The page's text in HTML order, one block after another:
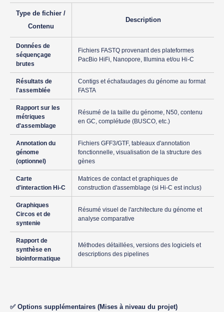
Type de fichier /
Contenu
Description
Données de
séquençage
brutes
Fichiers FASTQ provenant des plateformes
PacBio HiFi, Nanopore, Illumina et/ou Hi-C
Résultats de
l'assemblée
Contigs et échafaudages du génome au format
FASTA
Rapport sur les
métriques
d'assemblage
Résumé de la taille du génome, N50, contenu
en GC, complétude (BUSCO, etc.)
Annotation du
génome
(optionnel)
Fichiers GFF3/GTF, tableaux d'annotation
fonctionnelle, visualisation de la structure des
gènes
Carte
d'interaction Hi-C
Matrices de contact et graphiques de
construction d'assemblage (si Hi-C est inclus)
Graphiques
Circos et de
syntenie
Résumé visuel de l'architecture du génome et
analyse comparative
Rapport de
synthèse en
bioinformatique
Méthodes détaillées, versions des logiciels et
descriptions des pipelines
✅ Options supplémentaires (Mises à niveau du projet)